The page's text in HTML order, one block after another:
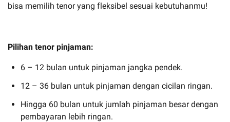
bisa memilih tenor yang fleksibel sesuai kebutuhanmu!
Pilihan tenor pinjaman:
6 – 12 bulan untuk pinjaman jangka pendek.
12 – 36 bulan untuk pinjaman dengan cicilan ringan.
Hingga 60 bulan untuk jumlah pinjaman besar dengan
pembayaran lebih ringan.